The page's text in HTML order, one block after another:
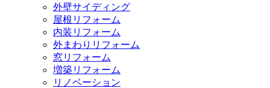
外壁サイディング
屋根リフォーム
内装リフォーム
外まわりリフォーム
窓リフォーム
増築リフォーム
リノベーション